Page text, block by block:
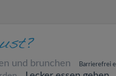
und brunchen Barrierefrei